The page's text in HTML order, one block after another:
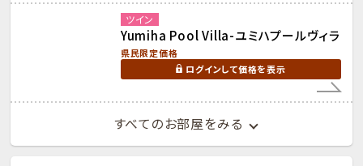
ツイン
Yumiha Pool Villa-ユミハプールヴィラ
県民限定価格
ログインして価格を表示
すべてのお部屋をみる